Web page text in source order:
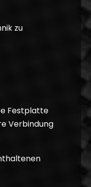
zu
Festplatte
Verbindung